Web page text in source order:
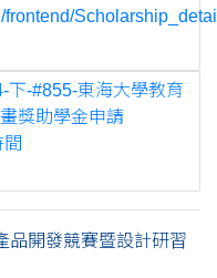
frontend/
下-#855-東海大學教育
獎助學金申請
品開發競賽暨設計研習